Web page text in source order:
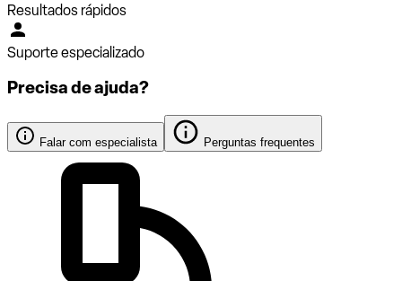
Resultados rápidos
Suporte especializado
Precisa de ajuda?
Falar com especialista Perguntas frequentes